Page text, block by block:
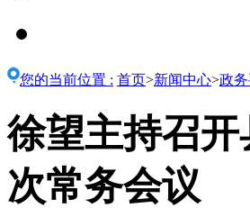
您的当前位置 : 首页>新闻中心>政
徐望主持召
次常务会议